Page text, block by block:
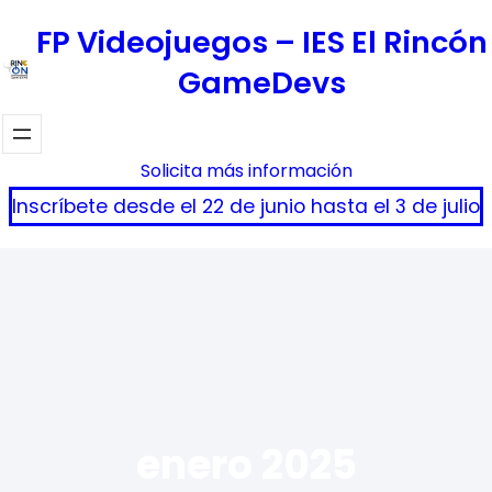
contenido
FP Videojuegos – IES El Rincón
GameDevs
Solicita más información
Inscríbete desde el 22 de junio hasta el 3 de julio